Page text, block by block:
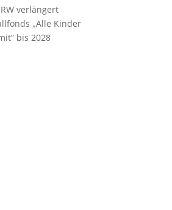
verlängert
„Alle Kinder
bis 2028